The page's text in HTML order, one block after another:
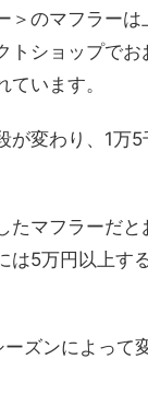
＞のマフラーは
トショップでお
ています。
が変わり、1万
たマフラーだ
は5万円以上す
ズンによって